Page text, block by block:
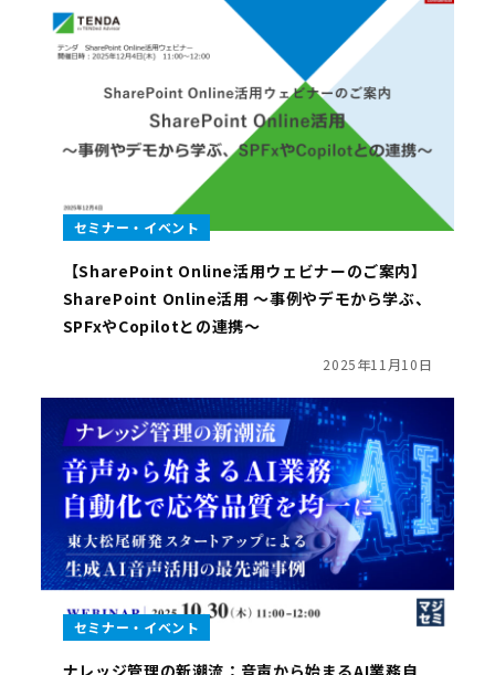
セミナー・イベント
【SharePoint Online活用ウェビナーのご案内】
SharePoint Online活用 ～事例やデモから学ぶ、
SPFxやCopilotとの連携～
2025年11月10日
セミナー・イベント
ナレッジ管理の新潮流：音声から始まるAI業務自